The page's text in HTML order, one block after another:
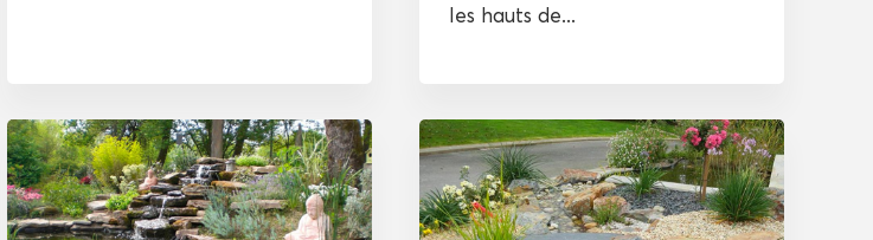
les hauts de...